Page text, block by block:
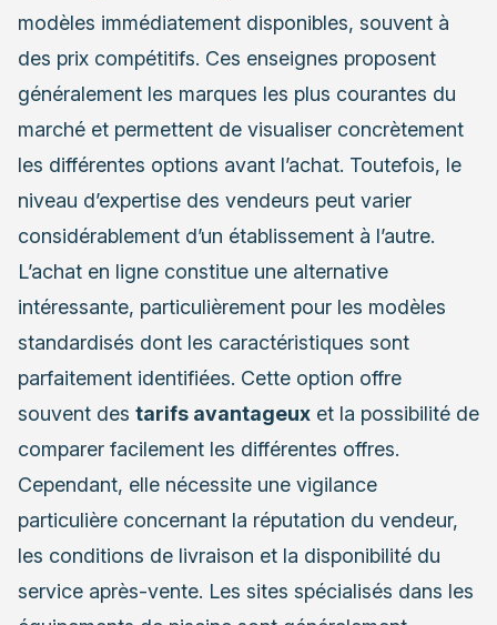
modèles immédiatement disponibles, souvent à
des prix compétitifs. Ces enseignes proposent
généralement les marques les plus courantes du
marché et permettent de visualiser concrètement
les différentes options avant l’achat. Toutefois, le
niveau d’expertise des vendeurs peut varier
considérablement d’un établissement à l’autre.
L’achat en ligne constitue une alternative
intéressante, particulièrement pour les modèles
standardisés dont les caractéristiques sont
parfaitement identifiées. Cette option offre
souvent des tarifs avantageux et la possibilité de
comparer facilement les différentes offres.
Cependant, elle nécessite une vigilance
particulière concernant la réputation du vendeur,
les conditions de livraison et la disponibilité du
service après-vente. Les sites spécialisés dans les